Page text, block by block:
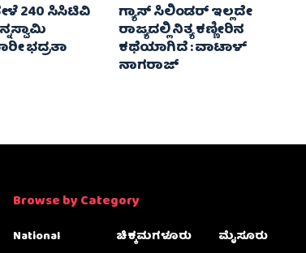
240 ಸಿಸಿಟಿವಿ
ಭದ್ರತಾ
ಗ್ಯಾಸ್ ಸಿಲಿಂಡರ್ ಇಲ್ಲದೇ
ರಾಜ್ಯದಲ್ಲಿ ನಿತ್ಯ ಕಣ್ಣೀರಿನ
ಕಥೆಯಾಗಿದೆ : ವಾಟಾಳ್
ನಾಗರಾಜ್
Browse by Category
National
ಚಿಕ್ಕಮಗಳೂರು
ಮೈಸೂರು